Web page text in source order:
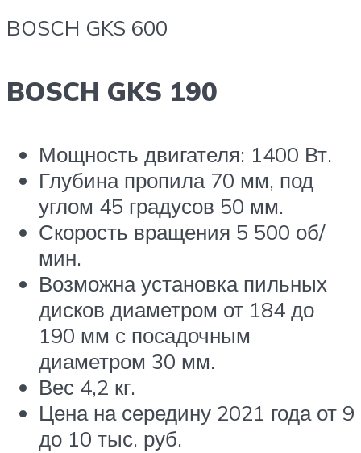
BOSCH GKS 600
BOSCH GKS 190
Мощность двигателя: 1400 Вт.
Глубина пропила 70 мм, под
углом 45 градусов 50 мм.
Скорость вращения 5 500 об/
мин.
Возможна установка пильных
дисков диаметром от 184 до
190 мм с посадочным
диаметром 30 мм.
Вес 4,2 кг.
Цена на середину 2021 года от 9
до 10 тыс. руб.